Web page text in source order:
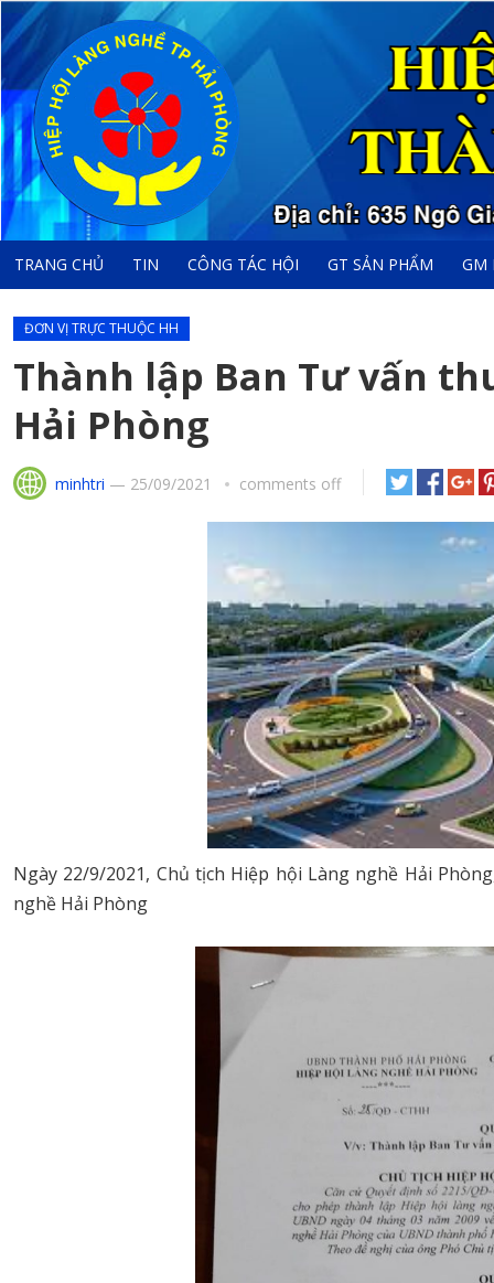
TRANG CHỦ TIN CÔNG TÁC HỘI GT SẢN PHẨM GM
ĐƠN VỊ TRỰC THUỘC HH
Thành lập Ban Tư vấn
Hải Phòng
minhtri — 25/09/2021 comments off
Ngày 22/9/2021, Chủ tịch Hiệp hội Làng nghề Hải
nghề Hải Phòng